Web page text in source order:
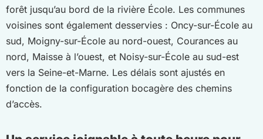
forêt jusqu’au bord de la rivière École. Les communes
voisines sont également desservies : Oncy-sur-École au
sud, Moigny-sur-École au nord-ouest, Courances au
nord, Maisse à l’ouest, et Noisy-sur-École au sud-est
vers la Seine-et-Marne. Les délais sont ajustés en
fonction de la configuration bocagère des chemins
d’accès.